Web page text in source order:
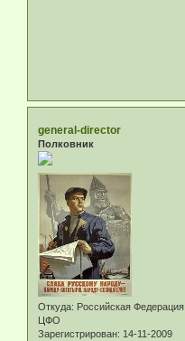
general-director
Полковник
Откуда: Российская Федерация,
ЦФО
Зарегистрирован: 14-11-2009